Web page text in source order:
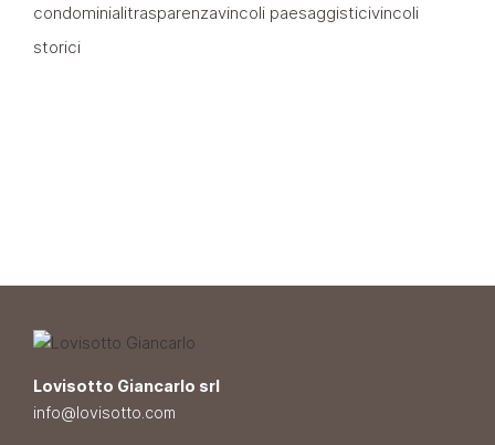
condominialitrasparenzavincoli paesaggisticivincoli
storici
Lovisotto Giancarlo srl
info@lovisotto.com